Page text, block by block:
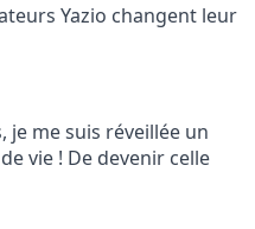
Yazio changent leur
je me suis réveillée un
vie ! De devenir celle